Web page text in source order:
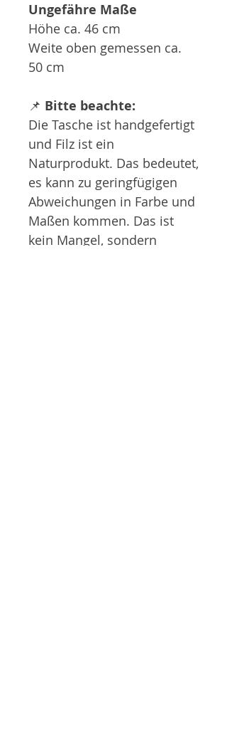
Ungefähre Maße
Höhe ca. 46 cm
Weite oben gemessen ca.
50 cm
📌 Bitte beachte:
Die Tasche ist handgefertigt
und Filz ist ein
Naturprodukt. Das bedeutet,
es kann zu geringfügigen
Abweichungen in Farbe und
Maßen kommen. Das ist
kein Mangel, sondern